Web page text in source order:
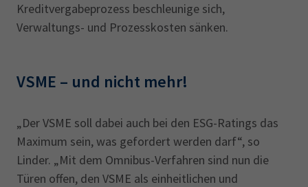
Kreditvergabeprozess beschleunige sich,
Verwaltungs- und Prozesskosten sänken.
VSME – und nicht mehr!
„Der VSME soll dabei auch bei den ESG-Ratings das
Maximum sein, was gefordert werden darf“, so
Linder. „Mit dem Omnibus-Verfahren sind nun die
Türen offen, den VSME als einheitlichen und